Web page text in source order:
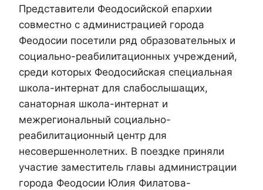
Представители Феодосийской епархии
совместно с администрацией города
Феодосии посетили ряд образовательных и
социально-реабилитационных учреждений,
среди которых Феодосийская специальная
школа-интернат для слабослышащих,
санаторная школа-интернат и
межрегиональный социально-
реабилитационный центр для
несовершеннолетних. В поездке приняли
участие заместитель главы администрации
города Феодосии Юлия Филатова-